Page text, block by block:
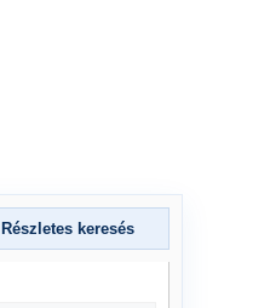
Részletes keresés